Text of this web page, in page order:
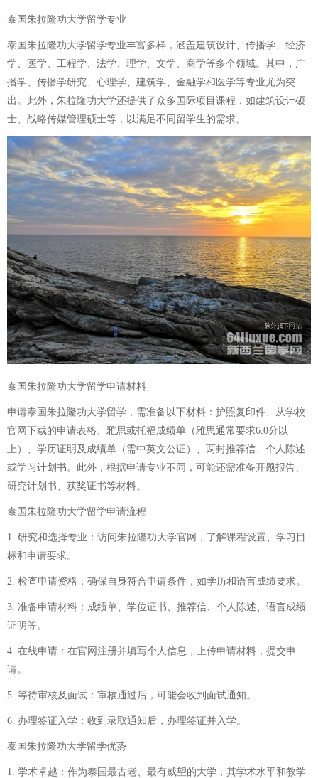
泰国朱拉隆功大学留学专业
泰国朱拉隆功大学留学专业丰富多样，涵盖建筑设计、传播学、经济
学、医学、工程学、法学、理学、文学、商学等多个领域。其中，广
播学、传播学研究、心理学、建筑学、金融学和医学等专业尤为突
出。此外，朱拉隆功大学还提供了众多国际项目课程，如建筑设计硕
士、战略传媒管理硕士等，以满足不同留学生的需求。
泰国朱拉隆功大学留学申请材料
申请泰国朱拉隆功大学留学，需准备以下材料：护照复印件、从学校
官网下载的申请表格、雅思或托福成绩单（雅思通常要求6.0分以
上）、学历证明及成绩单（需中英文公证）、两封推荐信、个人陈述
或学习计划书。此外，根据申请专业不同，可能还需准备开题报告、
研究计划书、获奖证书等材料。
泰国朱拉隆功大学留学申请流程
1. 研究和选择专业：访问朱拉隆功大学官网，了解课程设置、学习目
标和申请要求。
2. 检查申请资格：确保自身符合申请条件，如学历和语言成绩要求。
3. 准备申请材料：成绩单、学位证书、推荐信、个人陈述、语言成绩
证明等。
4. 在线申请：在官网注册并填写个人信息，上传申请材料，提交申
请。
5. 等待审核及面试：审核通过后，可能会收到面试通知。
6. 办理签证入学：收到录取通知后，办理签证并入学。
泰国朱拉隆功大学留学优势
1. 学术卓越：作为泰国最古老、最有威望的大学，其学术水平和教学